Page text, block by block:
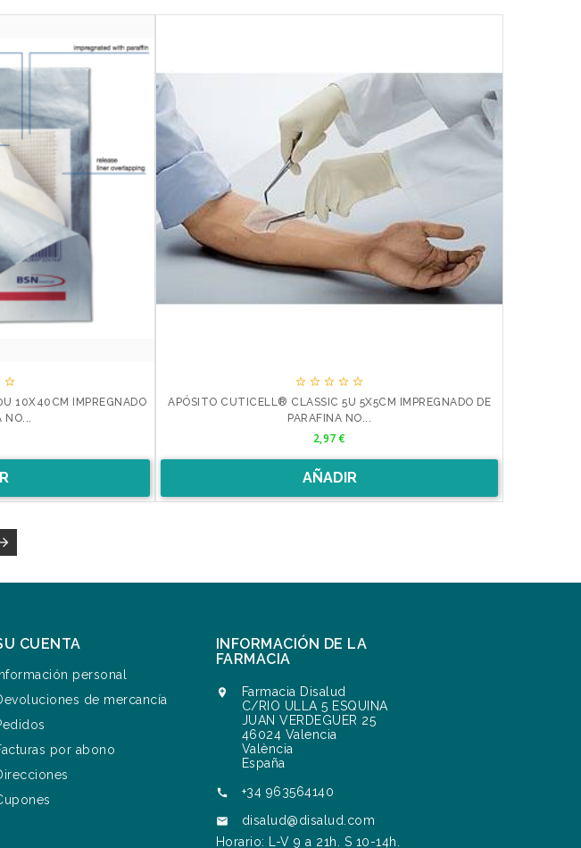

10X40CM IMPREGNADO
NO...
    
APÓSITO CUTICELL® CLASSIC 5U 5X5CM IMPREGNADO DE
PARAFINA NO...
Precio
2,97 €
AÑADIR
CUENTA
Información personal
de mercancía
por abono
INFORMACIÓN DE LA
FARMACIA

Farmacia Disalud
C/RIO ULLA 5 ESQUINA
JUAN VERDEGUER 25
46024 Valencia
València
España
 +34 963564140

disalud@disalud.com
Horario: L-V 9 a 21h. S 10-14h.